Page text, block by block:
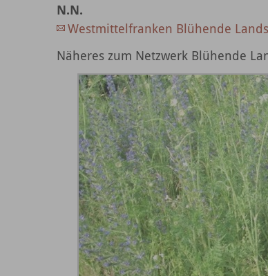
N.N.
Westmittelfranken Blühende
Näheres zum Netzwerk Blühende